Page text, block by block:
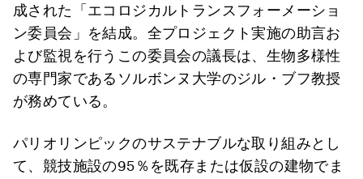
成された「エコロジカルトランスフォーメーショ
ン委員会」を結成。全プロジェクト実施の助言お
よび監視を行うこの委員会の議長は、生物多様性
の専門家であるソルボンヌ大学のジル・ブフ教授
が務めている。
パリオリンピックのサステナブルな取り組みとし
て、競技施設の95％を既存または仮設の建物でま